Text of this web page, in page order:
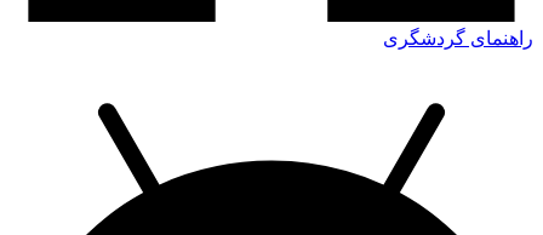
راهنمای گردشگری